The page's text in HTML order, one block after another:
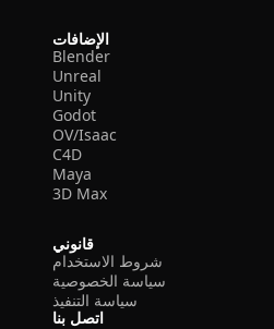
الإضافات
Blender
Unreal
Unity
Godot
OV/Isaac
C4D
Maya
3D Max
قانوني
شروط الاستخدام
سياسة الخصوصية
سياسة التنفيذ
اتصل بنا